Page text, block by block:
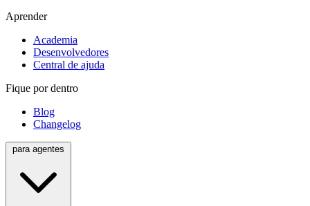
Aprender
Academia
Desenvolvedores
Central de ajuda
Fique por dentro
Blog
Changelog